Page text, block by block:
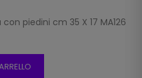
piedini cm 35 X 17 MA126